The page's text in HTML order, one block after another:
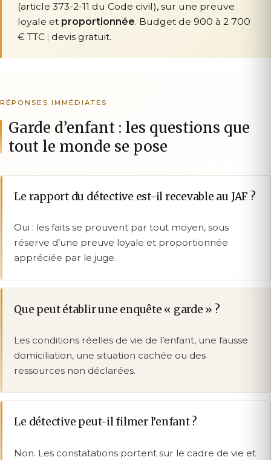
(article 373-2-11 du Code civil), sur une preuve
loyale et proportionnée. Budget de 900 à 2 700
€ TTC ; devis gratuit.
RÉPONSES IMMÉDIATES
Garde d’enfant : les questions que
tout le monde se pose
Le rapport du détective est-il recevable au JAF ?
Oui : les faits se prouvent par tout moyen, sous
réserve d’une preuve loyale et proportionnée
appréciée par le juge.
Que peut établir une enquête « garde » ?
Les conditions réelles de vie de l’enfant, une fausse
domiciliation, une situation cachée ou des
ressources non déclarées.
Le détective peut-il filmer l’enfant ?
Non. Les constatations portent sur le cadre de vie et